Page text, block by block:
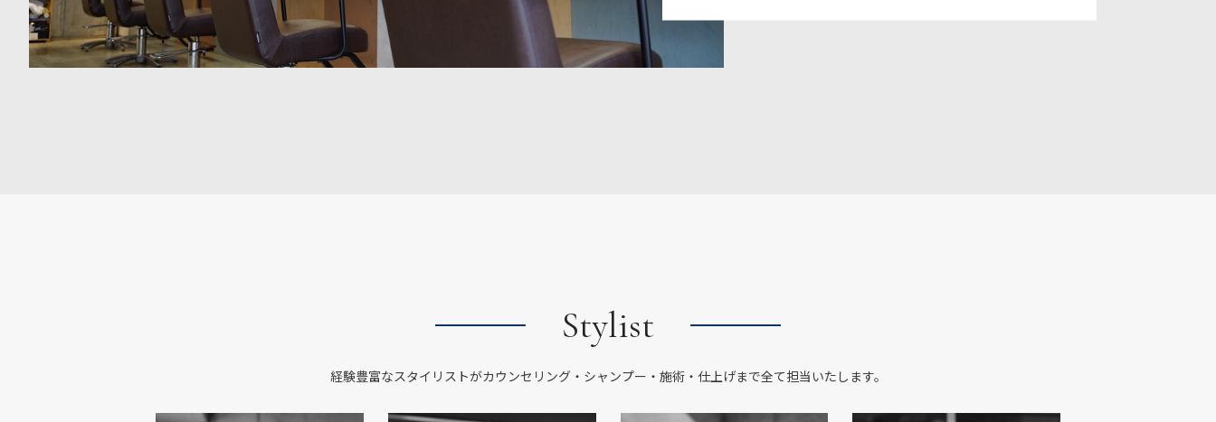
Stylist
経験豊富なスタイリストがカウンセリング・シャンプー・施術・仕上げまで全て担当いたします。